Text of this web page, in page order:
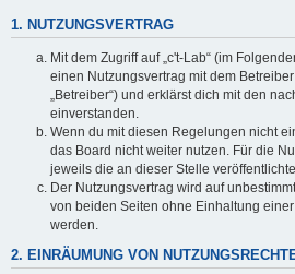
1. NUTZUNGSVERTRAG
Mit dem Zugriff auf „c't-Lab“ (im
einen Nutzungsvertrag mit dem
„Betreiber“) und erklärst dich mit den
einverstanden.
Wenn du mit diesen Regelungen nicht
das Board nicht weiter nutzen. Für die
jeweils die an dieser Stelle
Der Nutzungsvertrag wird auf
von beiden Seiten ohne Einhaltung
werden.
2. EINRÄUMUNG VON